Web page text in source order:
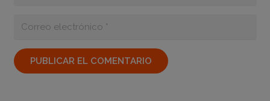
PUBLICAR EL COMENTARIO